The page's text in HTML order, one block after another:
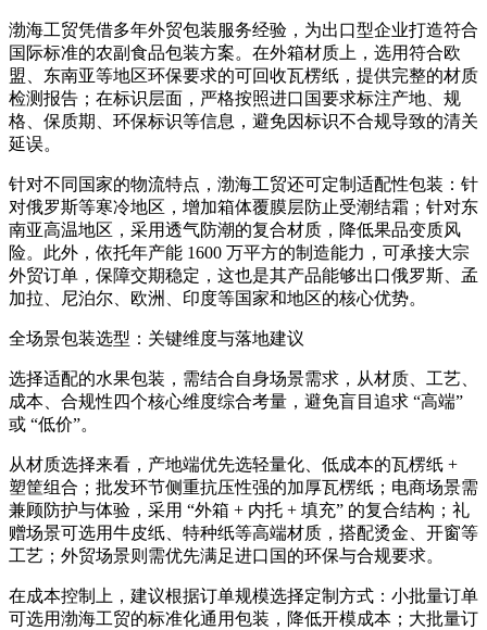
渤海工贸凭借多年外贸包装服务经验，为出口型企业打造符合
国际标准的农副食品包装方案。在外箱材质上，选用符合欧
盟、东南亚等地区环保要求的可回收瓦楞纸，提供完整的材质
检测报告；在标识层面，严格按照进口国要求标注产地、规
格、保质期、环保标识等信息，避免因标识不合规导致的清关
延误。
针对不同国家的物流特点，渤海工贸还可定制适配性包装：针
对俄罗斯等寒冷地区，增加箱体覆膜层防止受潮结霜；针对东
南亚高温地区，采用透气防潮的复合材质，降低果品变质风
险。此外，依托年产能 1600 万平方的制造能力，可承接大宗
外贸订单，保障交期稳定，这也是其产品能够出口俄罗斯、孟
加拉、尼泊尔、欧洲、印度等国家和地区的核心优势。
全场景包装选型：关键维度与落地建议
选择适配的水果包装，需结合自身场景需求，从材质、工艺、
成本、合规性四个核心维度综合考量，避免盲目追求 “高端”
或 “低价”。
从材质选择来看，产地端优先选轻量化、低成本的瓦楞纸 +
塑筐组合；批发环节侧重抗压性强的加厚瓦楞纸；电商场景需
兼顾防护与体验，采用 “外箱 + 内托 + 填充” 的复合结构；礼
赠场景可选用牛皮纸、特种纸等高端材质，搭配烫金、开窗等
工艺；外贸场景则需优先满足进口国的环保与合规要求。
在成本控制上，建议根据订单规模选择定制方式：小批量订单
可选用渤海工贸的标准化通用包装，降低开模成本；大批量订